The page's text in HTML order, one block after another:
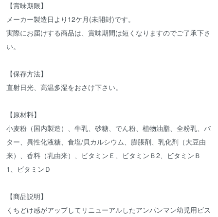
【賞味期限】
メーカー製造日より12ケ月(未開封)です。
実際にお届けする商品は、賞味期間は短くなりますのでご了承下さ
い。
【保存方法】
直射日光、高温多湿をおさけ下さい。
【原材料】
小麦粉（国内製造）、牛乳、砂糖、でん粉、植物油脂、全粉乳、バ
ター、異性化液糖、食塩/貝カルシウム、膨脹剤、乳化剤（大豆由
来）、香料（乳由来）、ビタミンＥ、ビタミンＢ2、ビタミンＢ
1、ビタミンＤ
【商品説明】
くちどけ感がアップしてリニューアルしたアンパンマン幼児用ビス